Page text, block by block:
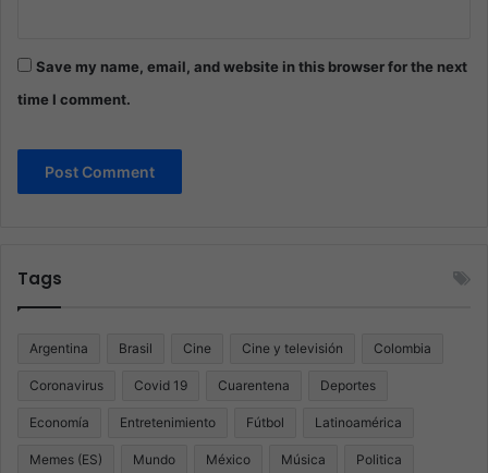
Save my name, email, and website in this browser for the next
time I comment.
Tags
Argentina Brasil Cine Cine y televisión Colombia
Coronavirus Covid 19 Cuarentena Deportes
Economía Entretenimiento Fútbol Latinoamérica
Memes (ES) Mundo México Música Politica